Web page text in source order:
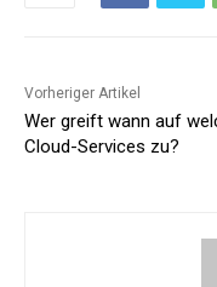
Vorheriger Artikel
Wer greift wann auf
Cloud-Services zu?